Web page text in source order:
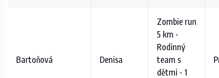
Bartoňová Denisa
Zombie run
5 km -
Rodinný
team s
dětmi - 1